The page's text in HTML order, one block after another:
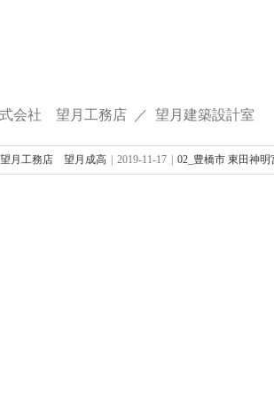
会社 望月工務店 ／ 望月建築設計室
望月工務店 望月成高 | 2019-11-17 | 02_豊橋市 東田神明